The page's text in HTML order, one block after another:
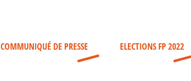
COMMUNIQUÉ DE PRESSE ELECTIONS FP 2022